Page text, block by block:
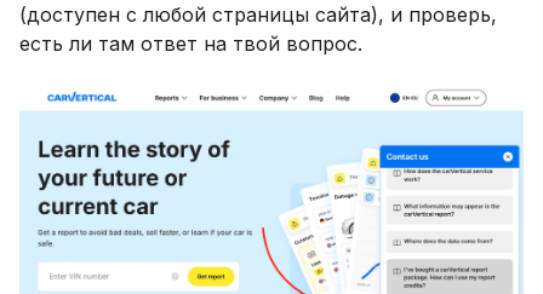
(доступен с любой страницы сайта), и проверь,
есть ли там ответ на твой вопрос.